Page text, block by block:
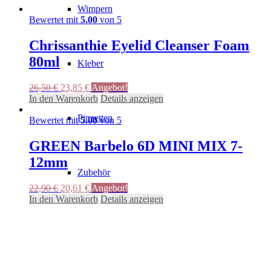
Wimpern
Kleber
Pinzetten
Zubehör
Bewertet mit 5.00 von 5
Chrissanthie Eyelid Cleanser Foam
80ml
26,50€ Ursprünglicher
Preis
26,50 €
23,85 €Aktueller
Preis
23,85 €.
Angebot!
In den Warenkorb Details anzeigen
Bewertet mit5.00von 5
GREEN Barbelo 6D MINI MIX 7-
12mm
22,90€ Ursprünglicher
Preis
20,61 €Aktueller
Preis
Angebot!
In den Warenkorb Details anzeigen